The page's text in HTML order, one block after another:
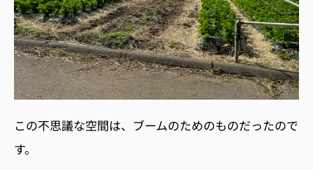
この不思議な空間は、ブームのためのものだったので
す。